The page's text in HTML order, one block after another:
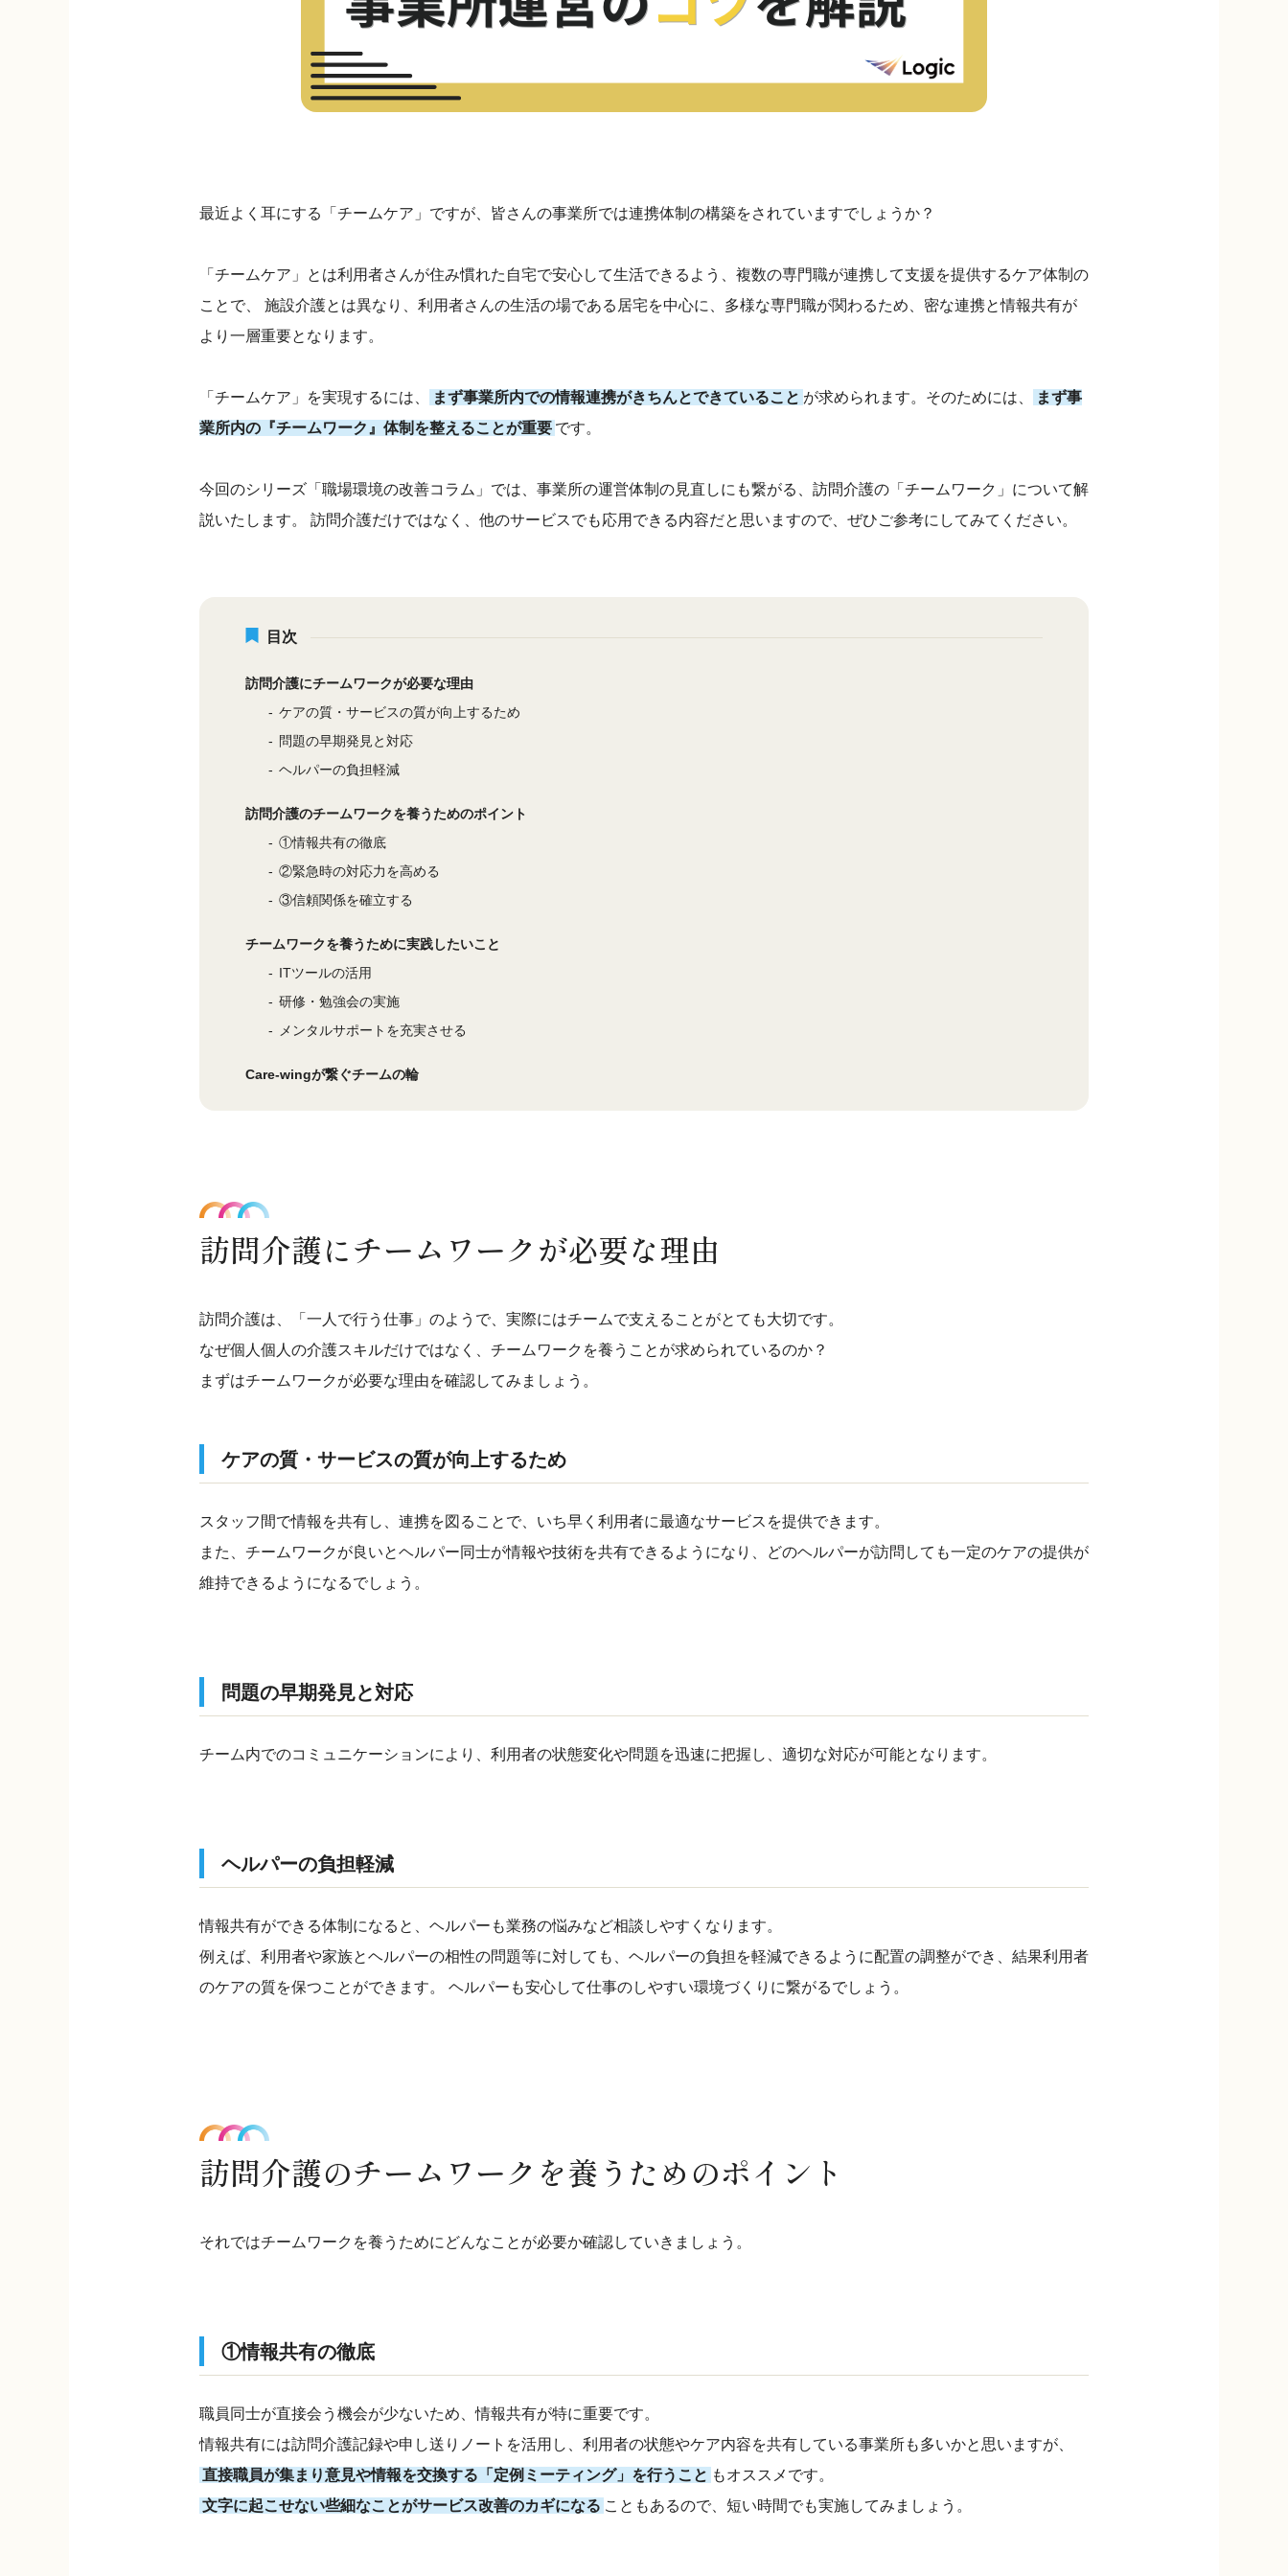
最近よく耳にする「チームケア」ですが、皆さんの事業所では連携体制の構築をされていますでしょうか？
「チームケア」とは利用者さんが住み慣れた自宅で安心して生活できるよう、複数の専門職が連携して支援を提供するケア体制の
ことで、 施設介護とは異なり、利用者さんの生活の場である居宅を中心に、多様な専門職が関わるため、密な連携と情報共有が
より一層重要となります。
「チームケア」を実現するには、 まず事業所内での情報連携がきちんとできていること が求められます。そのためには、
まず事
業所内の『チームワーク』体制を整えることが重要 です。
今回のシリーズ「職場環境の改善コラム」では、事業所の運営体制の見直しにも繋がる、訪問介護の「チームワーク」について解
説いたします。 訪問介護だけではなく、他のサービスでも応用できる内容だと思いますので、ぜひご参考にしてみてください。
目次
訪問介護にチームワークが必要な理由
ケアの質・サービスの質が向上するため
問題の早期発見と対応
ヘルパーの負担軽減
訪問介護のチームワークを養うためのポイント
①情報共有の徹底
②緊急時の対応力を高める
③信頼関係を確立する
チームワークを養うために実践したいこと
ITツールの活用
研修・勉強会の実施
メンタルサポートを充実させる
Care-wingが繋ぐチームの輪
訪問介護にチームワークが必要な理由
訪問介護は、「一人で行う仕事」のようで、実際にはチームで支えることがとても大切です。
なぜ個人個人の介護スキルだけではなく、チームワークを養うことが求められているのか？
まずはチームワークが必要な理由を確認してみましょう。
ケアの質・サービスの質が向上するため
スタッフ間で情報を共有し、連携を図ることで、いち早く利用者に最適なサービスを提供できます。
また、チームワークが良いとヘルパー同士が情報や技術を共有できるようになり、どのヘルパーが訪問しても一定のケアの提供が
維持できるようになるでしょう。
問題の早期発見と対応
チーム内でのコミュニケーションにより、利用者の状態変化や問題を迅速に把握し、適切な対応が可能となります。
ヘルパーの負担軽減
情報共有ができる体制になると、ヘルパーも業務の悩みなど相談しやすくなります。
例えば、利用者や家族とヘルパーの相性の問題等に対しても、ヘルパーの負担を軽減できるように配置の調整ができ、結果利用者
のケアの質を保つことができます。 ヘルパーも安心して仕事のしやすい環境づくりに繋がるでしょう。
訪問介護のチームワークを養うためのポイント
それではチームワークを養うためにどんなことが必要か確認していきましょう。
①情報共有の徹底
職員同士が直接会う機会が少ないため、情報共有が特に重要です。
情報共有には訪問介護記録や申し送りノートを活用し、利用者の状態やケア内容を共有している事業所も多いかと思いますが、
直接職員が集まり意見や情報を交換する「定例ミーティング」を行うこと もオススメです。
文字に起こせない些細なことがサービス改善のカギになる こともあるので、短い時間でも実施してみましょう。